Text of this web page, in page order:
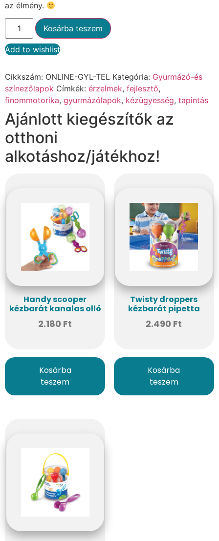
az élmény.
Kosárba teszem
Add to wishlist
Cikkszám: ONLINE-GYL-TEL Kategória: Gyurmázó-és
színezőlapok Címkék: érzelmek, fejlesztő,
finommotorika, gyurmázólapok, kézügyesség, tapintás
Ajánlott kiegészítők az
otthoni
alkotáshoz/játékhoz!
Handy scooper
kézbarát kanalas olló
2.180 Ft
Kosárba
teszem
Twisty droppers
kézbarát pipetta
2.490 Ft
Kosárba
teszem